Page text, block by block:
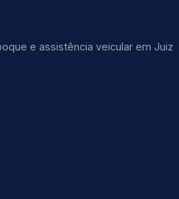
e assistência veicular em Juiz